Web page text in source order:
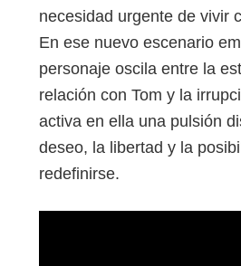
necesidad urgente de vivir
En ese nuevo escenario
personaje oscila entre la
relación con Tom y la
activa en ella una pulsión
deseo, la libertad y la
redefinirse.